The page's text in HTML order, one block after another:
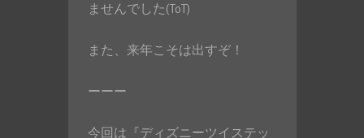
ませんでした(ToT)
また、来年こそは出すぞ！
ーーー
今回は『ディズニーツイステッ